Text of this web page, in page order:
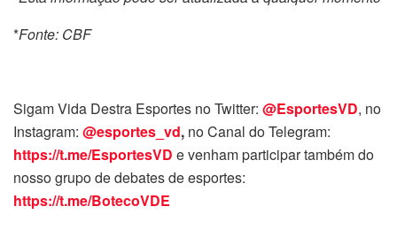
*Fonte: CBF
Sigam Vida Destra Esportes no Twitter: @EsportesVD, no
Instagram: @esportes_vd, no Canal do Telegram:
https://t.me/EsportesVD e venham participar também do
nosso grupo de debates de esportes:
https://t.me/BotecoVDE